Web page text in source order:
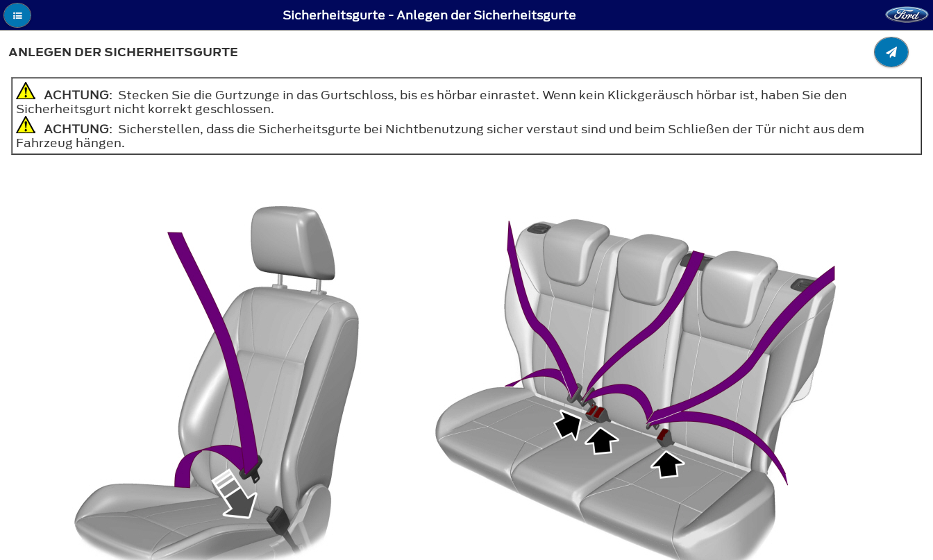
Sicherheitsgurte - Anlegen der Sicherheitsgurte
ANLEGEN DER SICHERHEITSGURTE
ACHTUNG: Stecken Sie die Gurtzunge in das Gurtschloss, bis es hörbar einrastet. Wenn kein Klickgeräusch hörbar ist, haben Sie den
Sicherheitsgurt nicht korrekt geschlossen.
ACHTUNG: Sicherstellen, dass die Sicherheitsgurte bei Nichtbenutzung sicher verstaut sind und beim Schließen der Tür nicht aus dem
Fahrzeug hängen.